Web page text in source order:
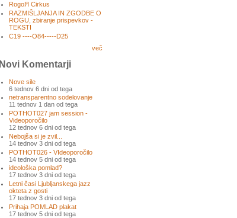
RogoЯ Cirkus
RAZMIŠLJANJA IN ZGODBE O
ROGU, zbiranje prispevkov -
TEKSTI
C19 ----O84-----D25
več
Novi Komentarji
Nove sile
6 tednov 6 dni od tega
netransparentno sodelovanje
11 tednov 1 dan od tega
POTHOT027 jam session -
Videoporočilo
12 tednov 6 dni od tega
Nebojša si je zvil...
14 tednov 3 dni od tega
POTHOT026 - VIdeoporočilo
14 tednov 5 dni od tega
ideološka pomlad?
17 tednov 3 dni od tega
Letni časi Ljubljanskega jazz
okteta z gosti
17 tednov 3 dni od tega
Prihaja POMLAD plakat
17 tednov 5 dni od tega